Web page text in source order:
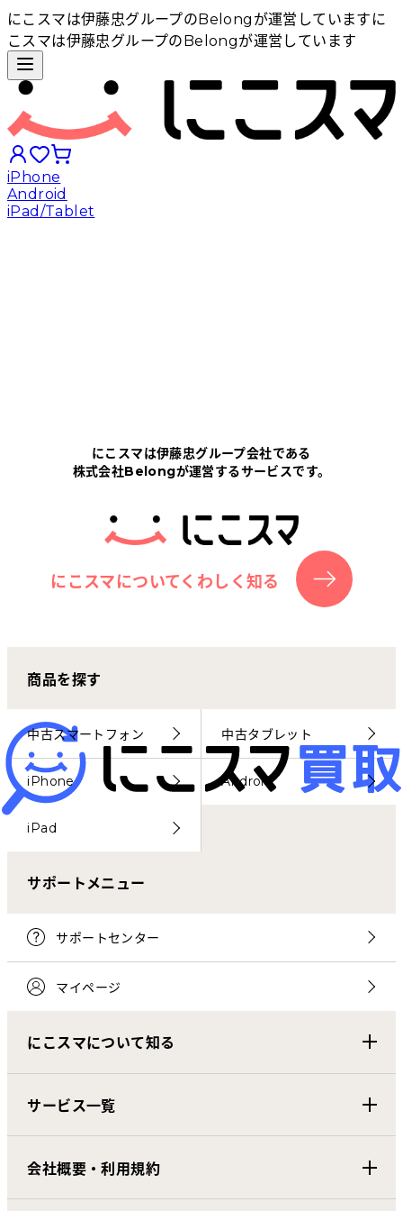
にこスマは伊藤忠グループのBelongが運営しています に
こスマは伊藤忠グループのBelongが運営しています
iPhone
Android
iPad/Tablet
にこスマについて
サポートセンター
お客さまの声
にこスマ通信
マイページ
にこスマは伊藤忠グループ会社である
株式会社Belongが運営するサービスです。
にこスマについてくわしく知る
商品を探す
中古スマートフォン 中古タブレット
iPhone Android
iPad
サポートメニュー
サポートセンター
マイページ
にこスマについて知る
サービス一覧
会社概要・利用規約